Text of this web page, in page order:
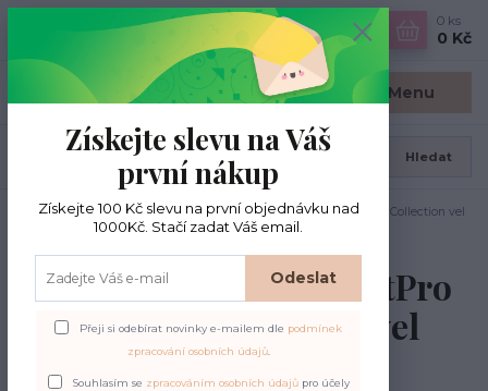
Menu
CZK
Hledat
0 ks
0 Kč
Úvod Jehlice ponožkové
Ponožkové jehlice KnitPro Mindful Collection vel
2,75mm/15cm
Ponožkové jehlice KnitPro
Mindful Collection vel
2,75mm/15cm
Získejte slevu na Váš
první nákup
Získejte 100 Kč slevu na první objednávku nad
1000Kč. Stačí zadat Váš email.
Odeslat
Přeji si odebírat novinky e-mailem dle podmínek
zpracování osobních údajů.
Souhlasím se zpracováním osobních údajůpro účely